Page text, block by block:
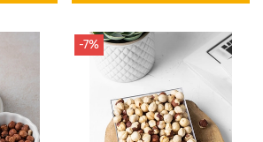
-7%